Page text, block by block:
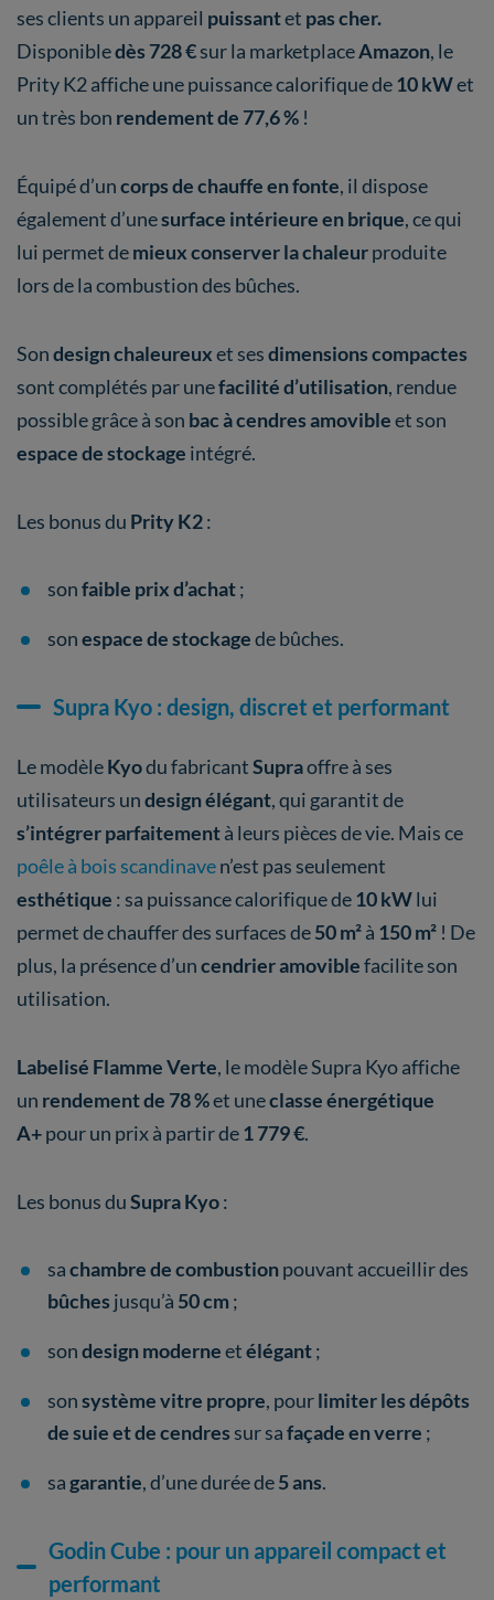
ses clients un appareil puissantet pas cher.
Disponibledès 728 €sur la marketplaceAmazon, le
Prity K2 affiche une puissance calorifique de10 kWet
un très bon rendement de 77,6 % !
Équipé d’uncorps de chauffe enfonte, il dispose
également d’unesurface intérieure en brique, ce qui
lui permet demieux conserver la chaleurproduite
lors de la combustion des bûches.
Sondesignchaleureuxet sesdimensions compactes
sont complétés par unefacilité d’utilisation, rendue
possible grâce à son bac à cendres amovibleet son
espace de stockage intégré.
Les bonus du Prity K2:
sonfaible prix d’achat;
sonespace de stockagede bûches.
Supra Kyo : design, discret et performant
Le modèleKyodu fabricantSupraoffre à ses
utilisateurs undesign élégant, qui garantit de
s’intégrer parfaitementà leurs pièces de vie. Mais ce
poêle à bois scandinaven’est pas seulement
esthétique : sa puissance calorifique de10 kWlui
permet de chauffer des surfaces de50 m²à 150m² ! De
plus, la présence d’uncendrier amoviblefacilite son
utilisation.
Labelisé Flamme Verte, le modèle Supra Kyo affiche
un rendement de 78 %et uneclasse énergétique
A+pour un prix à partir de1 779 €.
Les bonus duSupra Kyo:
sachambre de combustionpouvant accueillir des
bûches jusqu’à 50 cm ;
sondesign moderneetélégant;
sonsystème vitre propre, pourlimiter les dépôts
de suie et de cendres sur safaçade en verre ;
sagarantie, d’une durée de5 ans.
Godin Cube : pour un appareil compact et
performant